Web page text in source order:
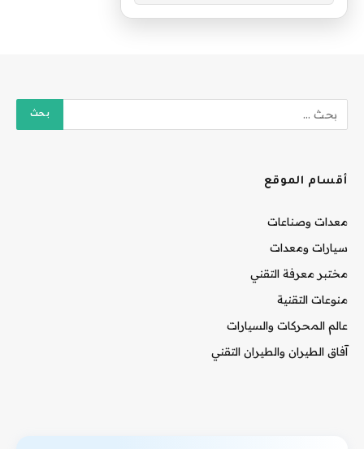
أقسام الموقع
معدات وصناعات
سيارات ومعدات
مختبر معرفة التقني
منوعات التقنية
عالم المحركات والسيارات
آفاق الطيران والطيران التقني